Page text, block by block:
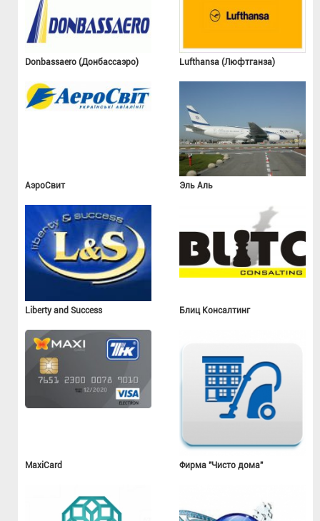
Donbassaero (Донбассаэро) Lufthansa (Люфтганза)
АэроСвит Эль Аль
Liberty and Success Блиц Консалтинг
MaxiCard Фирма "Чисто дома"